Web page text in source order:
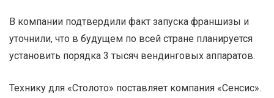
В компании подтвердили факт запуска франшизы и
уточнили, что в будущем по всей стране планируется
установить порядка 3 тысяч вендинговых аппаратов.
Технику для «Столото» поставляет компания «Сенсис».